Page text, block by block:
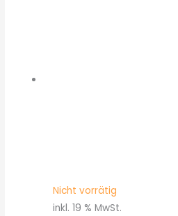
Nicht vorrätig
inkl. 19 % MwSt.